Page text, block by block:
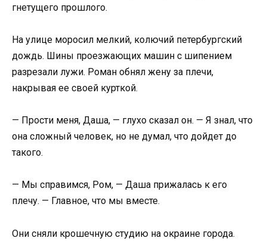
гнетущего прошлого.
На улице моросил мелкий, колючий петербургский
дождь. Шины проезжающих машин с шипением
разрезали лужи. Роман обнял жену за плечи,
накрывая ее своей курткой.
— Прости меня, Даша, — глухо сказал он. — Я знал, что
она сложный человек, но не думал, что дойдет до
такого.
— Мы справимся, Ром, — Даша прижалась к его
плечу. — Главное, что мы вместе.
Они сняли крошечную студию на окраине города.